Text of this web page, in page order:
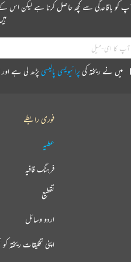
کو باقاعدگی سے کچھ حاصل کرنا ہے لیکن اس
میں نے ریختہ کیپرائیویسی پالیسیپڑھ لی ہے
فوری رابطے
عطیہ
فرہنگ قافیہ
تقطیع
اردو وسائل
اپنی تخلیقات ریختہ کو